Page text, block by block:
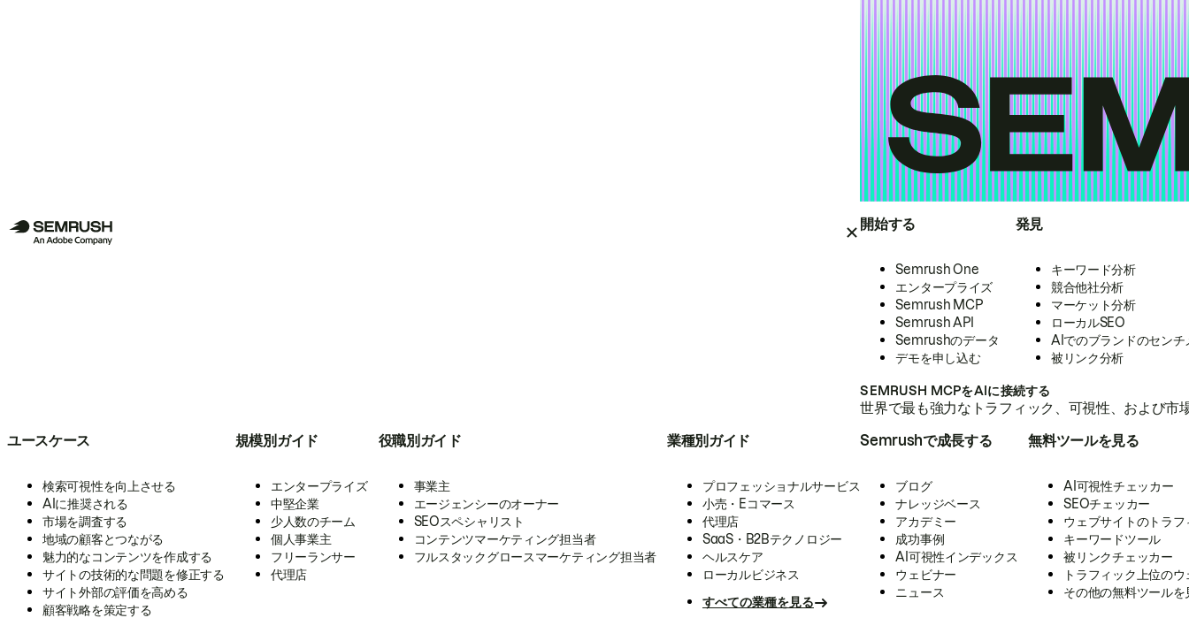
開始する
Semrush One
エンタープライズ
Semrush MCP
Semrush API
Semrushのデータ
デモを申し込む
発見
キーワード分析
競合他社分析
マーケット分析
ローカルSEO
AIでのブランドのセンチ
被リンク分析
SEMRUSH MCPをAIに接続する
世界で最も強力なトラフィック、可視性、および
ユースケース
検索可視性を向上させる
AIに推奨される
市場を調査する
地域の顧客とつながる
魅力的なコンテンツを作成する
サイトの技術的な問題を修正する
サイト外部の評価を高める
顧客戦略を策定する
規模別ガイド
エンタープライズ
中堅企業
少人数のチーム
個人事業主
フリーランサー
代理店
役職別ガイド
事業主
エージェンシーのオーナー
SEOスペシャリスト
コンテンツマーケティング担当者
フルスタックグロースマーケティング担当者
業種別ガイド
プロフェッショナルサービス
小売・Eコマース
代理店
SaaS・B2Bテクノロジー
ヘルスケア
ローカルビジネス
すべての業種を見る
Semrushで成長する
ブログ
ナレッジベース
アカデミー
成功事例
AI可視性インデックス
ウェビナー
ニュース
無料ツールを見る
AI可視性チェッカー
SEOチェッカー
ウェブサイトのトラ
キーワードツール
被リンクチェッカー
トラフィック上位の
その他の無料ツールを